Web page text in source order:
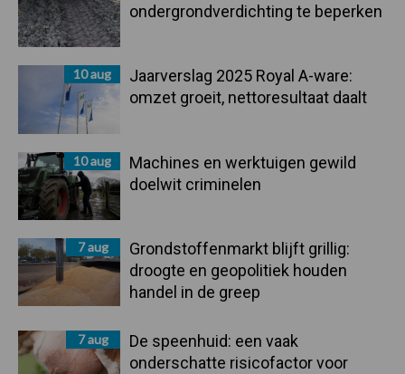
ondergrondverdichting te beperken
10 aug
Jaarverslag 2025 Royal A-ware:
omzet groeit, nettoresultaat daalt
10 aug
Machines en werktuigen gewild
doelwit criminelen
7 aug
Grondstoffenmarkt blijft grillig:
droogte en geopolitiek houden
handel in de greep
7 aug
De speenhuid: een vaak
onderschatte risicofactor voor